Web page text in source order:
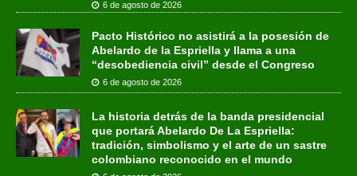
6 de agosto de 2026
Pacto Histórico no asistirá a la posesión de
Abelardo de la Espriella y llama a una
“desobediencia civil” desde el Congreso
6 de agosto de 2026
La historia detrás de la banda presidencial
que portará Abelardo De La Espriella:
tradición, simbolismo y el arte de un sastre
colombiano reconocido en el mundo